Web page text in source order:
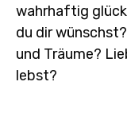
wahrhaftig
du dir
und Träume?
lebst?